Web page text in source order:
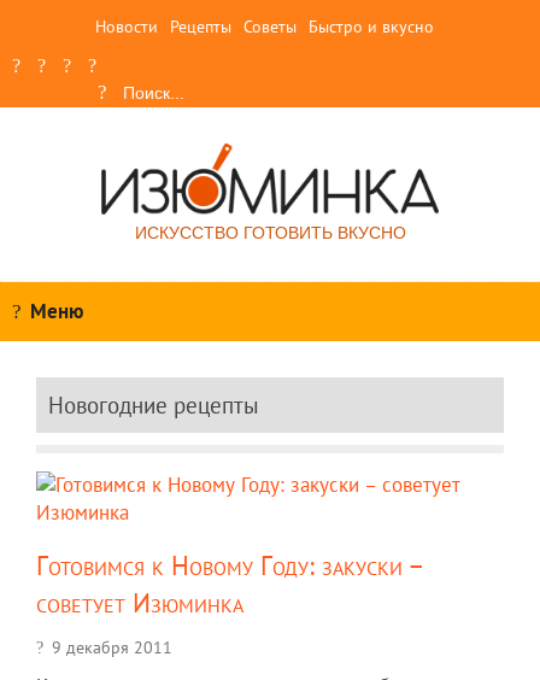
Новости Рецепты Советы Быстро и вкусно
ИСКУССТВО ГОТОВИТЬ ВКУСНО
Меню
Новогодние рецепты
Готовимся к Новому Году: закуски –
советует Изюминка
9 декабря 2011